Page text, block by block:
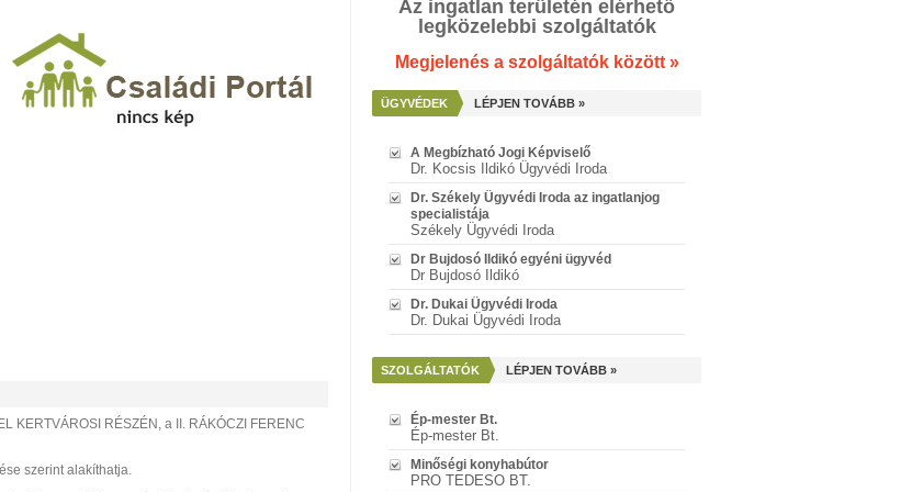
KERTVÁROSI RÉSZÉN, a II. RÁKÓCZI FERENC
szerint alakíthatja.
Az ingatlan területén elérhető
legközelebbi szolgáltatók
Megjelenés a szolgáltatók között »
ÜGYVÉDEK LÉPJEN TOVÁBB »
A Megbízható Jogi Képviselő
Dr. Kocsis Ildikó Ügyvédi Iroda
Dr. Székely Ügyvédi Iroda az ingatlanjog
specialistája
Székely Ügyvédi Iroda
Dr Bujdosó Ildikó egyéni ügyvéd
Dr Bujdosó Ildikó
Dr. Dukai Ügyvédi Iroda
Dr. Dukai Ügyvédi Iroda
SZOLGÁLTATÓK LÉPJEN TOVÁBB »
Ép-mester Bt.
Ép-mester Bt.
Minőségi konyhabútor
PRO TEDESO BT.